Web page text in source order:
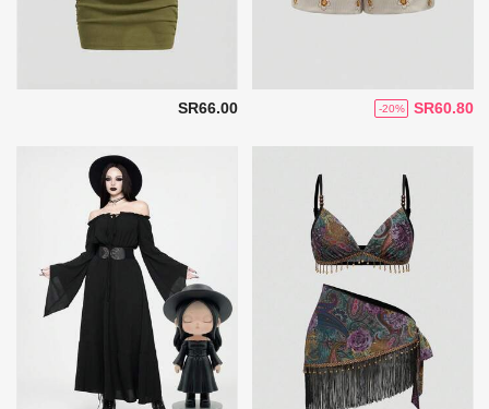
SR60.80
-20%
SR66.00